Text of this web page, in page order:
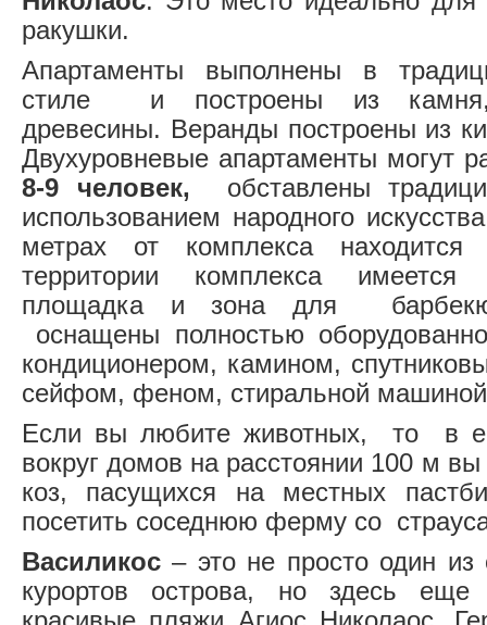
ракушки.
Апартаменты выполнены в
стиле и построены из камня,
древесины. Веранды построены из
Двухуровневые апартаменты могут
8-9 человек, обставлены
использованием народного
метрах от комплекса
территории комплекса имеется
площадка и зона для
оснащены полностью
кондиционером, камином,
сейфом, феном, стиральной
Если вы любите животных, то в
вокруг домов на расстоянии 100 м
коз, пасущихся на местных
посетить соседнюю ферму со
Василикос – это не просто один
курортов острова, но здесь еще